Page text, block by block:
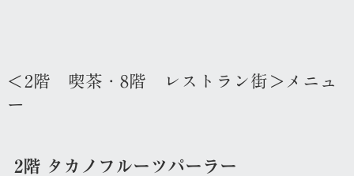
＜2階 喫茶・8階 レストラン街＞メニュ
ー
2階 タカノフルーツパーラー